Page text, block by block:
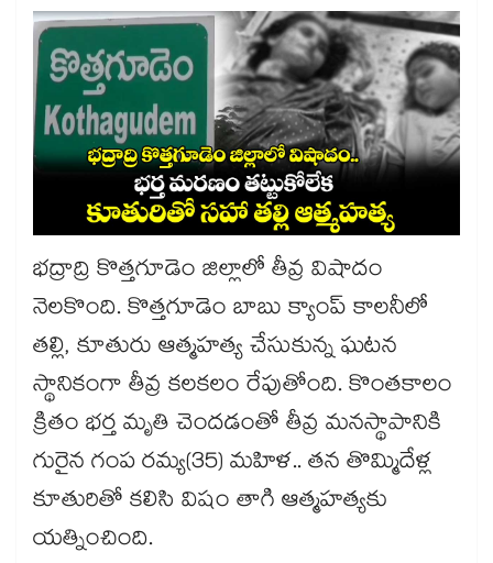
భద్రాద్రి కొత్తగూడెం జిల్లాలో తీవ్ర విషాదం
నెలకొంది. కొత్తగూడెం బాబు క్యాంప్ కాలనీలో
తల్లి, కూతురు ఆత్మహత్య చేసుకున్న ఘటన
స్థానికంగా తీవ్ర కలకలం రేపుతోంది. కొంతకాలం
క్రితం భర్త మృతి చెందడంతో తీవ్ర మనస్థాపానికి
గురైన గంప రమ్య(35) మహిళ.. తన తొమ్మిదేళ్ల
కూతురితో కలిసి విషం తాగి ఆత్మహత్యకు
యత్నించింది.